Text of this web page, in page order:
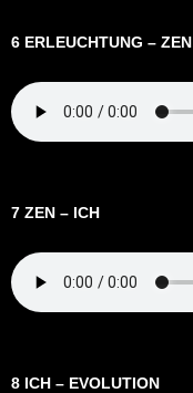
6 ERLEUCHTUNG – ZEN
7 ZEN – ICH
8 ICH – EVOLUTION